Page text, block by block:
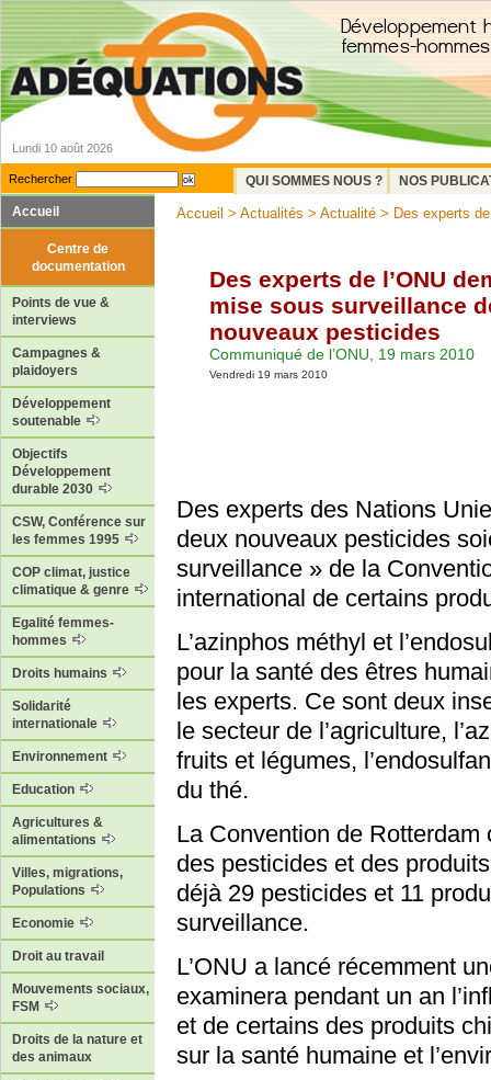
Lundi 10 août 2026
Rechercher QUI SOMMES NOUS ?
NOS
Accueil
Centre de
documentation
Points de vue &
interviews
Campagnes &
plaidoyers
Développement
soutenable
Objectifs
Développement
durable 2030
CSW, Conférence sur
les femmes 1995
COP climat, justice
climatique & genre
Egalité femmes-
hommes
Droits humains
Solidarité
internationale
Environnement
Education
Agricultures &
alimentations
Villes, migrations,
Populations
Economie
Droit au travail
Mouvements sociaux,
FSM
Droits de la nature et
des animaux
Accueil > Actualités > Actualité > Des experts
Des experts de l’ONU
mise sous surveillance
nouveaux pesticides
Communiqué de l’ONU, 19 mars 2010
Vendredi 19 mars 2010
Des experts des Nations
deux nouveaux pesticides
surveillance » de la
international de certains
L’azinphos méthyl et
pour la santé des êtres
les experts. Ce sont deux
le secteur de l’agriculture,
fruits et légumes,
du thé.
La Convention de
des pesticides et des
déjà 29 pesticides et 11
surveillance.
L’ONU a lancé récemment
examinera pendant un an
et de certains des produits
sur la santé humaine et